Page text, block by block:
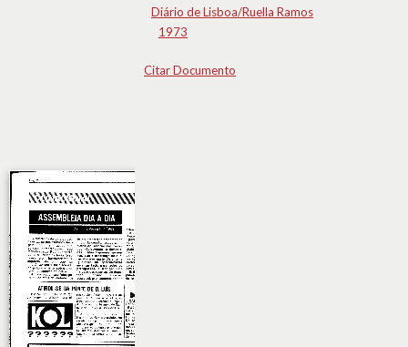
Diário de Lisboa/Ruella Ramos
1973
Citar Documento